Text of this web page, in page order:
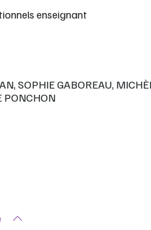
enseignant
SOPHIE GABOREAU,
PONCHON